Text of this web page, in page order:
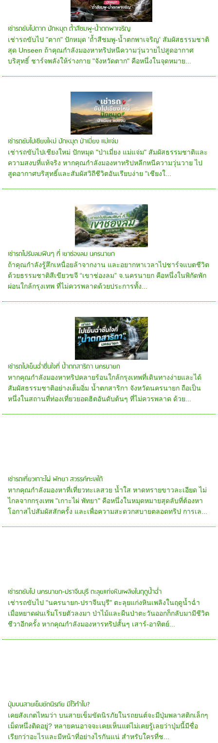
เช่ารถขับไปตาก ปักหมุด ถ้ำสีชมพู-น้ำตกพาเจริญ
เช่ารถขับไป "ตาก" ปักหมุด 'ถ้ำสีชมพู-น้ำตกพาเจริญ' สัมผัสธรรมชาติ
สุด Unseen ถ้าคุณกำลังมองหาทริปหนีความวุ่นวายไปสูดอากาศ
บริสุทธิ์ ชาร์จพลังให้ร่างกาย "จังหวัดตาก" คือหนึ่งในจุดหมาย...
เช่ารถขับไปเชียงใหม่ ปักหมุด ป่าเมี่ยง แม่แจ่ม
เช่ารถขับไปเชียงใหม่ ปักหมุด "ป่าเมี่ยง แม่แจ่ม" สัมผัสธรรมชาติและ
ความสงบที่แท้จริง หากคุณกำลังมองหาทริปหลีกหนีความวุ่นวาย ไป
สูดอากาศบริสุทธิ์และสัมผัสวิถีชีวิตอันเรียบง่าย "เชียงใ...
เช่ารถไปรับลมฟินๆ ที่ เขาช่องลม นครนายก
ถ้าคุณกำลังรู้สึกเหนื่อยล้าจากงาน และอยากหาเวลาไปชาร์จแบตชีวิต
ด้วยธรรมชาติสีเขียวขจี “เขาช่องลม” จ.นครนายก คือหนึ่งในพิกัดพัก
ผ่อนใกล้กรุงเทพ ที่ไม่ควรพลาดด้วยประการทั้ง...
เช่ารถไปเย็นฉ่ำชื่นใจที่ น้ำตกสาริกา นครนายก
หากคุณกำลังมองหาทริปคลายร้อนใกล้กรุงเทพที่เดินทางง่ายและได้
สัมผัสธรรมชาติอย่างเต็มอิ่ม น้ำตกสาริกา จังหวัดนครนายก ถือเป็น
หนึ่งในสถานที่ท่องเที่ยวยอดฮิตอันดับต้นๆ ที่ไม่ควรพลาด ด้วย...
เช่ารถเที่ยวเกาะไผ่ พัทยา สวรรค์ทะเลใต้
หากคุณกำลังมองหาที่เที่ยวทะเลสวย น้ำใส หาดทรายขาวละเอียด ไม่
ไกลจากกรุงเทพ "เกาะไผ่ พัทยา" คือหนึ่งในหมุดหมายสุดลับที่ต้องหา
โอกาสไปสัมผัสสักครั้ง และเพื่อความสะดวกสบายตลอดทริป การเล...
เช่ารถขับไป นครนายก-ปราจีนบุรี ตะลุยแก่งหินเพลิงในฤดูน้ำฉ่ำ
เช่ารถขับไป "นครนายก-ปราจีนบุรี" ตะลุยแก่งหินเพลิงในฤดูน้ำฉ่ำ
เมื่อหยาดฝนเริ่มโรยตัวลงมา ป่าไม้และผืนป่าตะวันออกก็กลับมามีชีวิต
ชีวาอีกครั้ง หากคุณกำลังมองหารทริปสั้นๆ เสาร์-อาทิตย์...
ปุ่มบนสายเข็มขัดนิรภัย มีไว้ทำไม?
เคยสังเกตไหมว่า บนสายเข็มขัดนิรภัยในรถยนต์จะมีปุ่มพลาสติกเล็กๆ
เม็ดหนึ่งติดอยู่? หลายคนอาจจะเคยเห็นแต่ไม่เคยรู้เลยว่าปุ่มนี้มีชื่อ
เรียกว่าอะไรและมีหน้าที่อย่างไรกันแน่ สำหรับใครที่ช...